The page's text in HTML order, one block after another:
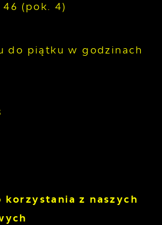
(pok. 4)
do piątku w godzinach
korzystania z naszych